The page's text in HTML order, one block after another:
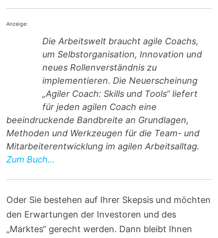
Anzeige:
Die Arbeitswelt braucht agile Coachs,
um Selbstorganisation, Innovation und
neues Rollenverständnis zu
implementieren. Die Neuerscheinung
„Agiler Coach: Skills und Tools“ liefert
für jeden agilen Coach eine
beeindruckende Bandbreite an Grundlagen,
Methoden und Werkzeugen für die Team- und
Mitarbeiterentwicklung im agilen Arbeitsalltag.
Zum Buch...
Oder Sie bestehen auf Ihrer Skepsis und möchten
den Erwartungen der Investoren und des
„Marktes“ gerecht werden. Dann bleibt Ihnen